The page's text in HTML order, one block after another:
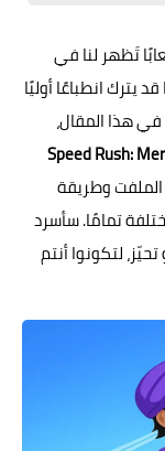
تَظهر لنا في
يترك انطباعًا أوليًا
هذا المقال،
Speed Rush:
وطريقة
تمامًا. سأسرد
لتكونوا أنتم